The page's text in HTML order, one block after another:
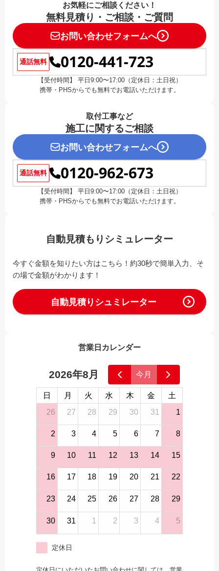
お気軽にご相談ください！
無料見積り・ご相談・ご質問
お問い合わせフォームへ
通話無料 0120-441-723
【受付時間】 平日9:00〜17:00（定休日：土日祝）
携帯・PHSからでも無料でお電話いただけます。
取付工事など
施工に関するご相談
お問い合わせフォームへ
通話無料 0120-962-673
【受付時間】 平日9:00〜17:00（定休日：土日祝）
携帯・PHSからでも無料でお電話いただけます。
自動見積もりシミュレーター
今すぐ金額を知りたい方はこちら！約30秒で簡単入力、そ
の場で金額がわかります！
自動見積りシュミレーター
営業日カレンダー
2026年8月 今月
日 月 火 水 木 金
土
26
27 28 29 30 31 1
2 3 4 5 6 7 8
9 10 11 12 13 14 15
16 17 18 19 20 21 22
23 24 25 26 27 28 29
30 31 1 2 3 4 5
定休日